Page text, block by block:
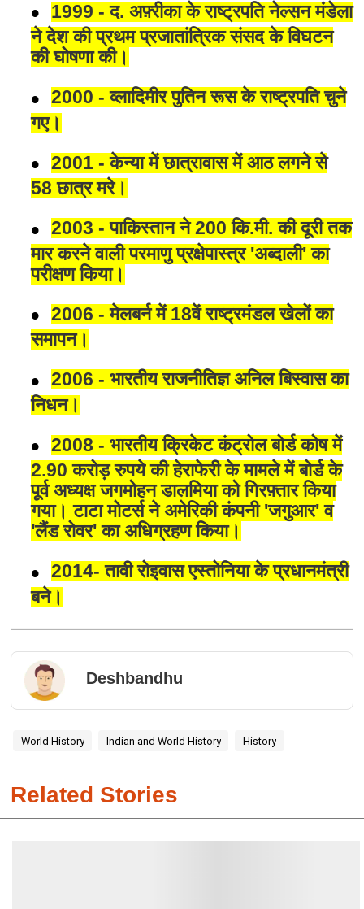
1999 - द. अफ़्रीका के राष्ट्रपति नेल्सन मंडेला
ने देश की प्रथम प्रजातांत्रिक संसद के विघटन
की घोषणा की।
2000 - व्लादिमीर पुतिन रूस के राष्ट्रपति चुने
गए।
2001 - केन्या में छात्रावास में आठ लगने से
58 छात्र मरे।
2003 - पाकिस्तान ने 200 कि.मी. की दूरी तक
मार करने वाली परमाणु प्रक्षेपास्त्र 'अब्दाली' का
परीक्षण किया।
2006 - मेलबर्न में 18वें राष्ट्रमंडल खेलों का
समापन।
2006 - भारतीय राजनीतिज्ञ अनिल बिस्वास का
निधन।
2008 - भारतीय क्रिकेट कंट्रोल बोर्ड कोष में
2.90 करोड़ रुपये की हेराफेरी के मामले में बोर्ड के
पूर्व अध्यक्ष जगमोहन डालमिया को गिरफ़्तार किया
गया। टाटा मोटर्स ने अमेरिकी कंपनी 'जगुआर' व
'लैंड रोवर' का अधिग्रहण किया।
2014- तावी रोइवास एस्तोनिया के प्रधानमंत्री
बने।
Deshbandhu
World History Indian and World History History
Related Stories